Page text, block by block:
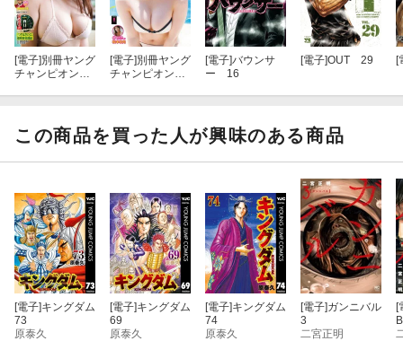
[電子]別冊ヤング
チャンピオン20
[電子]別冊ヤング
チャンピオン
[電子]バウンサ
ー 16
[電子]OUT 29 [
この商品を買った人が興味のある商品
[電子]キングダム
73
原泰久
[電子]キングダム
69
原泰久
[電子]キングダム
74
原泰久
[電子]ガンニバル
3
二宮正明
[